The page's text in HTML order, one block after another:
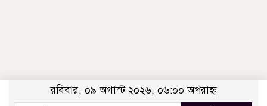
রবিবার, ০৯ অগাস্ট ২০২৬, ০৬:০০ অপরাহ্ন